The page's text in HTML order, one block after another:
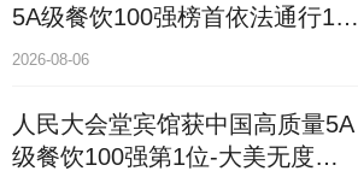
5A级餐饮100强榜首依法通行193
国
2026-08-06
人民大会堂宾馆获中国高质量5A
级餐饮100强第1位-大美无度评